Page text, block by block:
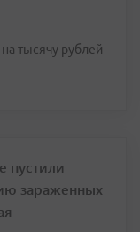
тысячу рублей
пустили
зараженных